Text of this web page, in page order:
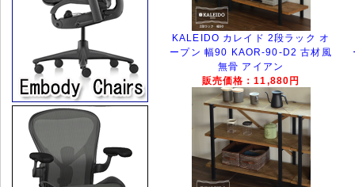
KALEIDO カレイド 2段ラック オ
ープン 幅90 KAOR-90-D2 古材風
無骨 アイアン
販売価格：11,880円